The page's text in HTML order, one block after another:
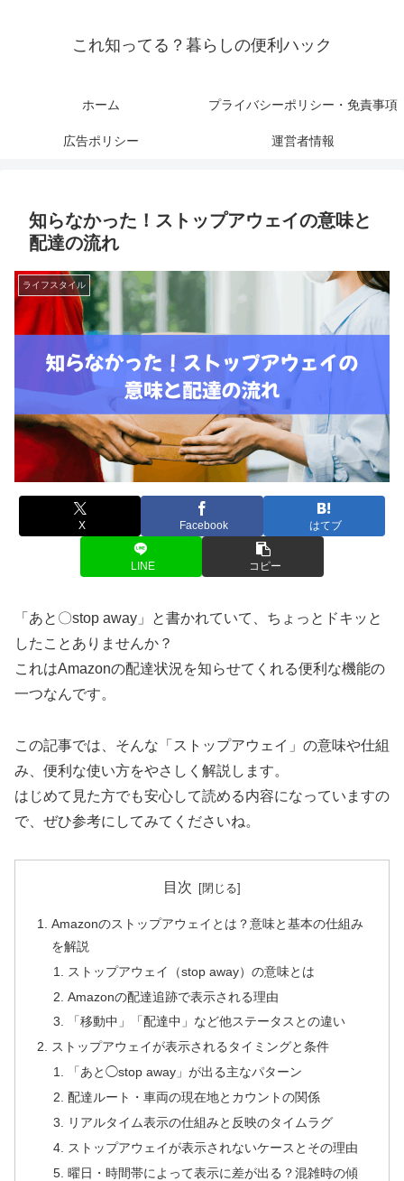
これ知ってる？暮らしの便利ハック
ホーム プライバシーポリシー・免責事項
広告ポリシー 運営者情報
知らなかった！ストップアウェイの意味と
配達の流れ
ライフスタイル
X Facebook はてブ
LINE コピー
「あと〇stop away」と書かれていて、ちょっとドキッと
したことありませんか？
これはAmazonの配達状況を知らせてくれる便利な機能の
一つなんです。
この記事では、そんな「ストップアウェイ」の意味や仕組
み、便利な使い方をやさしく解説します。
はじめて見た方でも安心して読める内容になっていますの
で、ぜひ参考にしてみてくださいね。
目次
Amazonのストップアウェイとは？意味と基本の仕組み
を解説
ストップアウェイ（stop away）の意味とは
Amazonの配達追跡で表示される理由
「移動中」「配達中」など他ステータスとの違い
ストップアウェイが表示されるタイミングと条件
「あと◯stop away」が出る主なパターン
配達ルート・車両の現在地とカウントの関係
リアルタイム表示の仕組みと反映のタイムラグ
ストップアウェイが表示されないケースとその理由
曜日・時間帯によって表示に差が出る？混雑時の傾